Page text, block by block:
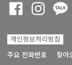
개인정보처리방침
주요 전화번호
찾아
Opens a